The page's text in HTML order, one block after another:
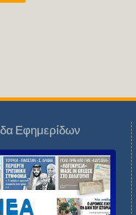
Εφημερίδων